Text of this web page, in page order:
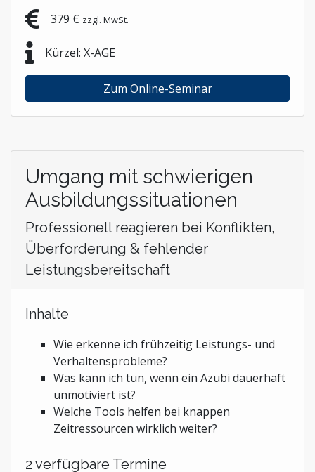
379 € zzgl. MwSt.
Kürzel: X-AGE
Zum Online-Seminar
Umgang mit schwierigen
Ausbildungssituationen
Professionell reagieren bei Konflikten,
Überforderung & fehlender
Leistungsbereitschaft
Inhalte
Wie erkenne ich frühzeitig Leistungs- und
Verhaltensprobleme?
Was kann ich tun, wenn ein Azubi dauerhaft
unmotiviert ist?
Welche Tools helfen bei knappen
Zeitressourcen wirklich weiter?
2 verfügbare Termine